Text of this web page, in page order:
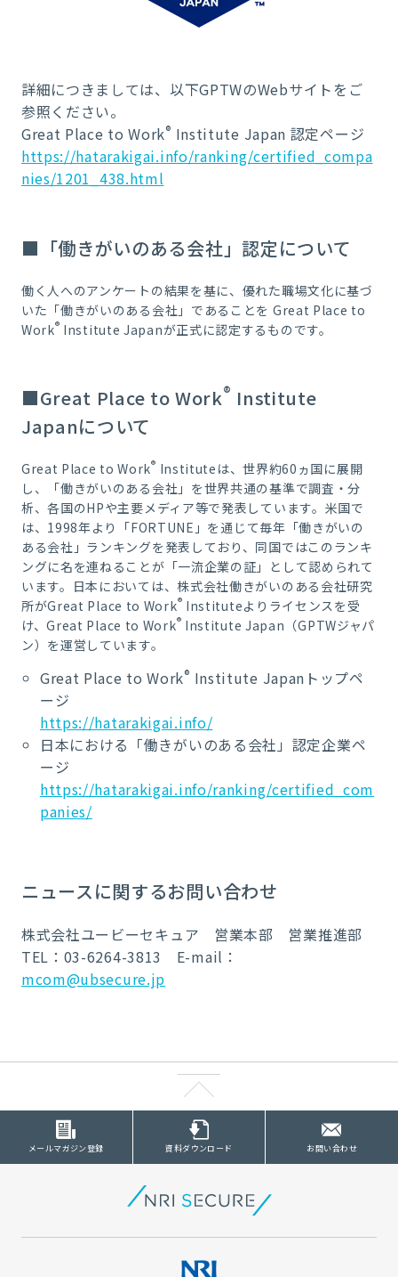
詳細につきましては、以下GPTWのWebサイトをご
参照ください。
Great Place to Work® Institute Japan 認定ページ
https://hatarakigai.info/ranking/certified_compa
nies/1201_438.html
■「働きがいのある会社」認定について
働く人へのアンケートの結果を基に、優れた職場文化に基づ
いた「働きがいのある会社」であることを Great Place to
Work® Institute Japanが正式に認定するものです。
■Great Place to Work® Institute
Japanについて
Great Place to Work® Instituteは、世界約60ヵ国に展開
し、「働きがいのある会社」を世界共通の基準で調査・分
析、各国のHPや主要メディア等で発表しています。米国で
は、1998年より「FORTUNE」を通じて毎年「働きがいの
ある会社」ランキングを発表しており、同国ではこのランキ
ングに名を連ねることが「一流企業の証」として認められて
います。日本においては、株式会社働きがいのある会社研究
所がGreat Place to Work® Instituteよりライセンスを受
け、Great Place to Work® Institute Japan（GPTWジャパ
ン）を運営しています。
Great Place to Work® Institute Japanトップペ
ージ
https://hatarakigai.info/
日本における「働きがいのある会社」認定企業ペ
ージ
https://hatarakigai.info/ranking/certified_com
panies/
ニュースに関するお問い合わせ
株式会社ユービーセキュア 営業本部 営業推進部
TEL：03-6264-3813 E-mail：
mcom@ubsecure.jp
メールマガジン登録 資料ダウンロード お問い合わせ